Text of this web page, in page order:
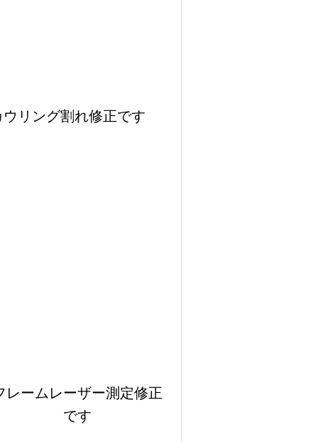
ウリング割れ修正です
レームレーザー測定修正
です